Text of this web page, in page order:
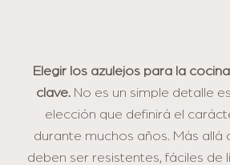
Elegir los azulejos para la
clave.No es un simple detalle
elección que definirá el
durante muchos años. Más allá
deben ser resistentes, fáciles de